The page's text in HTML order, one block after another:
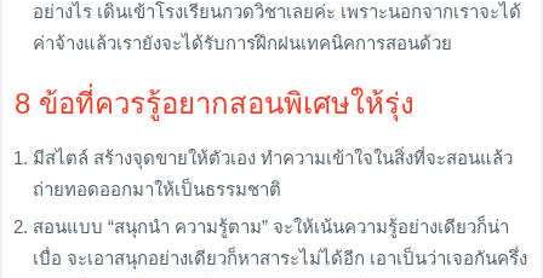
อย่างไร เดินเข้าโรงเรียนกวดวิชาเลยค่ะ เพราะนอกจากเราจะได้
ค่าจ้างแล้วเรายังจะได้รับการฝึกฝนเทคนิคการสอนด้วย
8 ข้อที่ควรรู้อยากสอนพิเศษให้รุ่ง
มีสไตล์ สร้างจุดขายให้ตัวเอง ทำความเข้าใจในสิ่งที่จะสอนแล้ว
ถ่ายทอดออกมาให้เป็นธรรมชาติ
สอนแบบ “สนุกนำ ความรู้ตาม” จะให้เน้นความรู้อย่างเดียวก็น่า
เบื่อ จะเอาสนุกอย่างเดียวก็หาสาระไม่ได้อีก เอาเป็นว่าเจอกันครึ่ง